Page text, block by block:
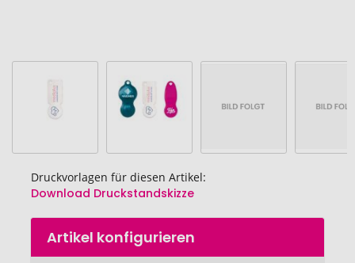
Druckvorlagen für diesen Artikel:
Download Druckstandskizze
Zum
AnfangArtikel konfigurieren